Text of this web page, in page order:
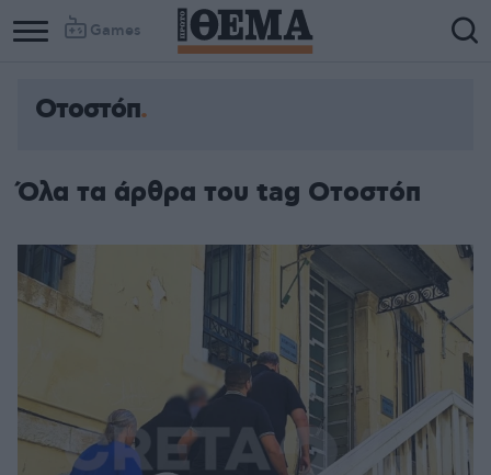
Games
Οτοστόπ
Όλα τα άρθρα του tag Οτοστόπ